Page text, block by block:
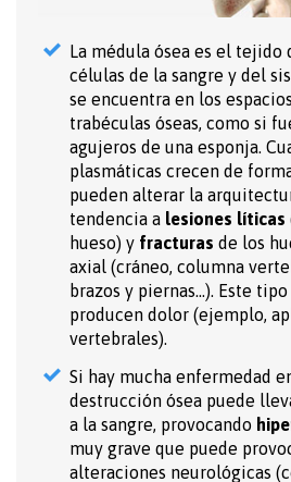
La médula ósea es el tejido
células de la sangre y del
se encuentra en los
trabéculas óseas, como si
agujeros de una esponja.
plasmáticas crecen de
pueden alterar la
tendencia a lesiones líticas
hueso) y fracturas de los
axial (cráneo, columna
brazos y piernas…). Este
producen dolor (ejemplo,
vertebrales).
Si hay mucha enfermedad
destrucción ósea puede
a la sangre, provocando
muy grave que puede
alteraciones neurológicas